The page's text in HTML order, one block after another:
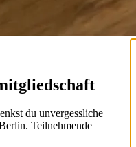
du unvergessliche
Teilnehmende